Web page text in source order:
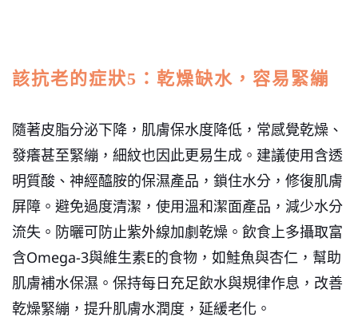
該抗老的症狀5：乾燥缺水，容易緊繃
隨著皮脂分泌下降，肌膚保水度降低，常感覺乾燥、
發癢甚至緊繃，細紋也因此更易生成。 建議使用含透
明質酸、神經醯胺的保濕產品，鎖住水分，修復肌膚
屏障。避免過度清潔，使用溫和潔面產品，減少水分
流失。防曬可防止紫外線加劇乾燥。飲食上多攝取富
含Omega-3與維生素E的食物，如鮭魚與杏仁，幫助
肌膚補水保濕。保持每日充足飲水與規律作息，改善
乾燥緊繃，提升肌膚水潤度，延緩老化。